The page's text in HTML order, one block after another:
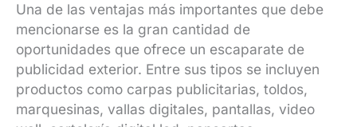
Una de las ventajas más importantes que debe
mencionarse es la gran cantidad de
oportunidades que ofrece un escaparate de
publicidad exterior. Entre sus tipos se incluyen
productos como carpas publicitarias, toldos,
marquesinas, vallas digitales, pantallas, video